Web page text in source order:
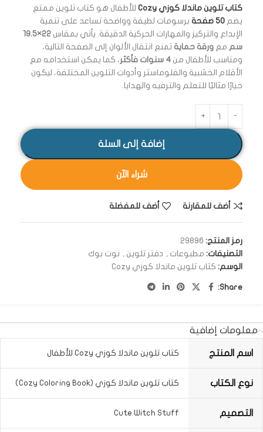
كتاب تلوين ماندلا كوزي Cozy
للأطفال هو كتاب تلوين ممتع
يضم 50 صفحة
برسومات لطيفة وواضحة تساعد على تنمية
الإبداع والتركيز والمهارات الحركية الدقيقة. يأتي بمقاس
22×19.5
سم مع ورقة حماية تمنع انتقال الألوان إلى الصفحة التالية،
ومناسب للأطفال من 4 سنوات فأكثر
، كما يمكن استخدامه مع
الأقلام الخشبية والفلوماستر وأدوات التلوين المختلفة، ليكون
خيارًا مثاليًا للتعلم والترفيه والهدايا.
إضافة إلى السلة
شراء الآن
أضف للمقارنة أضف للمفضلة
رمز المنتج: 29896
التصنيفات: مطبوعات , دفتر تلوين , نوت بوك
الوسم: كتاب تلوين ماندلا كوزي Cozy
Share:
معلومات إضافية
اسم المنتج كتاب تلوين ماندلا كوزي Cozy للأطفال
نوع الكتاب كتاب تلوين ماندلا كوزي (Cozy Coloring Book)
التصميم Cute Witch Stuff